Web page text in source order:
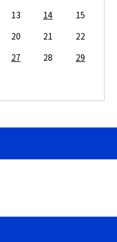
13 14
15
20 21
22
27 28
29